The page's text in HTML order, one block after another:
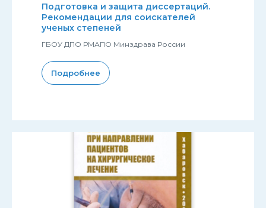
Подготовка и защита диссертаций.
Рекомендации для соискателей
ученых степеней
ГБОУ ДПО РМАПО Минздрава России
Подробнее